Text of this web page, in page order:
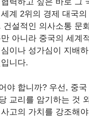
계 2위의 경제 대국
건설적인 의사소통 문
아니라 중국의 세계
이나 성가심이 지배
니다.
야 합니까? 우선, 중
교리를 암기하는 것
고의 가치를 강조해